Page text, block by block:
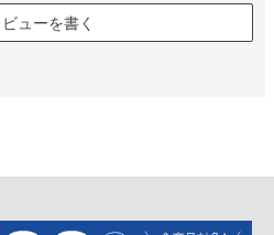
ビューを書く